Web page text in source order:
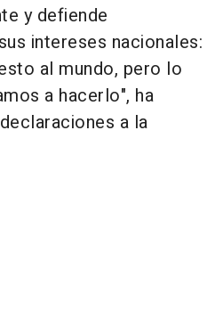
y defiende
intereses nacionales:
al mundo, pero lo
a hacerlo", ha
a la